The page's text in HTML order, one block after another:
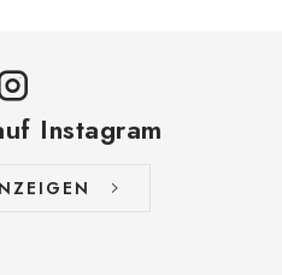
Instagram